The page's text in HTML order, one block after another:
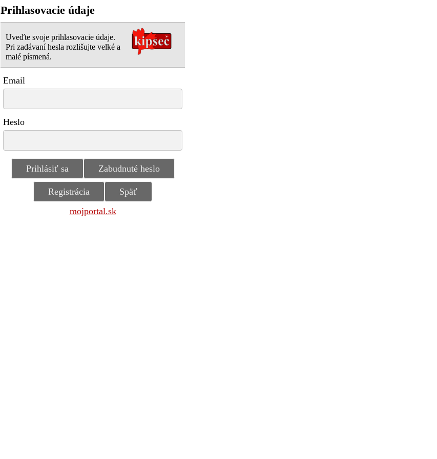
Prihlasovacie údaje
Uveďte svoje prihlasovacie údaje.
Pri zadávaní hesla rozlišujte velké a
malé písmená.
Email
Heslo
mojportal.sk